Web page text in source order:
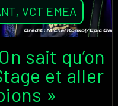
, VCT EMEA
sait qu’on
et aller
»